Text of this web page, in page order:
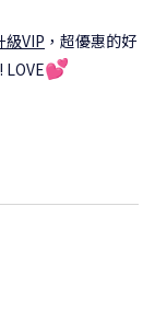
VIP ， 超優惠的好
💕